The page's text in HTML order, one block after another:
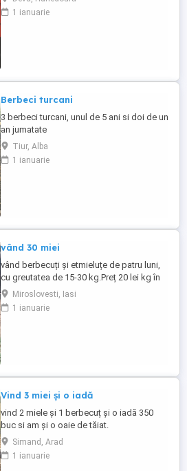
1 ianuarie
Berbeci turcani
3 berbeci turcani, unul de 5 ani si doi de un
an jumatate
Tiur, Alba
1 ianuarie
vând 30 miei
vând berbecuți și etmieluțe de patru luni,
cu greutatea de 15-30 kg.Preț 20 lei kg în
viu.Miroslovesti, Iasi
1 ianuarie
Vind 3 miei și o iadă
vind 2 miele și 1 berbecuț și o iadă 350
buc si am și o oaie de tăiat.
Simand, Arad
1 ianuarie